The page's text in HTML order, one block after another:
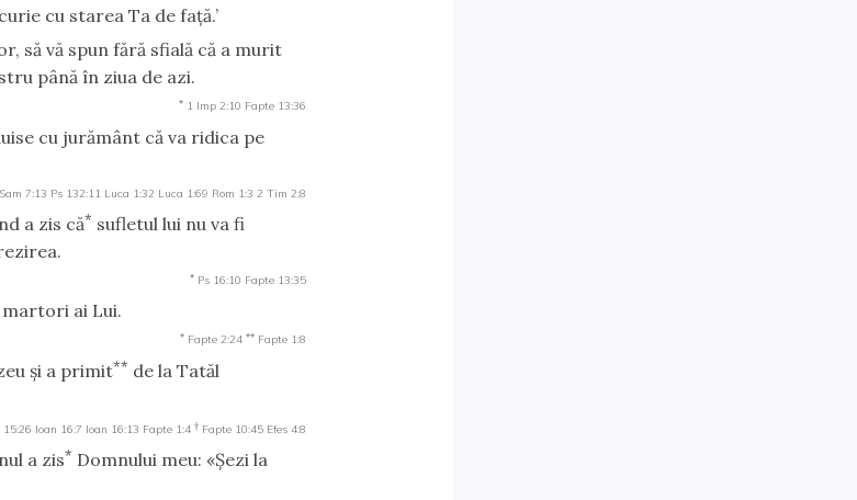
cu starea Ta de faţă.’
să vă spun fără sfială că a murit
până în ziua de azi.
* 1 Imp 2:10 Fapte 13:36
cu jurământ că va ridica pe
7:13 Ps 132:11 Luca 1:32 Luca 1:69 Rom 1:3 2 Tim 2:8
a zis că* sufletul lui nu va fi
* Ps 16:10 Fapte 13:35
ai Lui.
* Fapte 2:24 ** Fapte 1:8
şi a primit** de la Tatăl
15:26 Ioan 16:7 Ioan 16:13 Fapte 1:4 † Fapte 10:45 Efes 4:8
a zis* Domnului meu: «Şezi la